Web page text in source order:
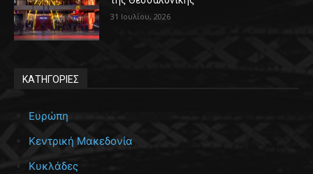
31 Ιουλίου, 2026
ΚΑΤΗΓΟΡΙΕΣ
Ευρώπη
Κεντρική Μακεδονία
Κυκλάδες